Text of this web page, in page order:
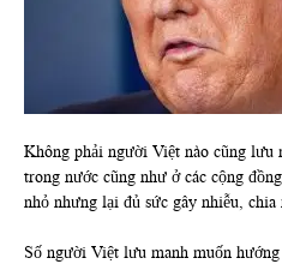
Không phải người Việt nào cũng lưu
trong nước cũng như ở các cộng
nhỏ nhưng lại đủ sức gây nhiễu,
Số người Việt lưu manh muốn